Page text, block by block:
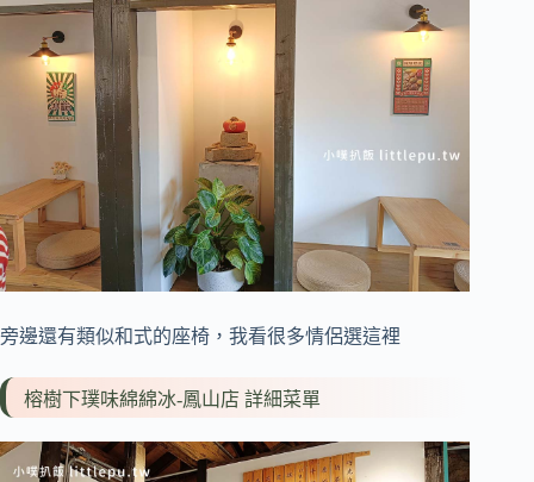
旁邊還有類似和式的座椅，我看很多情侶選這裡
榕樹下璞味綿綿冰-鳳山店 詳細菜單